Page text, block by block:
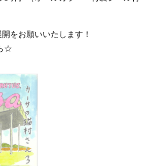
をお願いいたします！
☆